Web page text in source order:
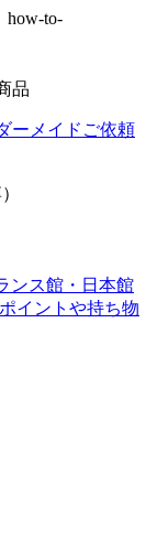
品
ーメイドご依頼
ンス館・日本館
イントや持ち物